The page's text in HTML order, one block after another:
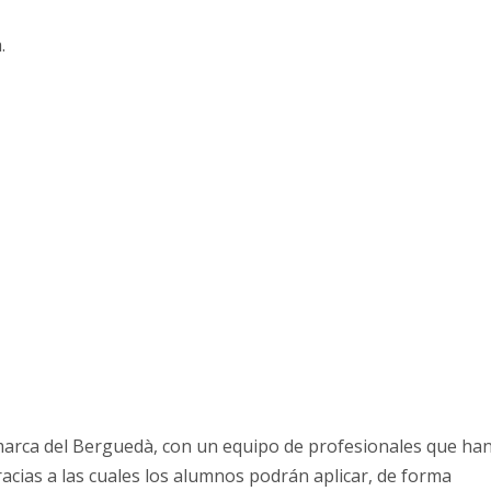
del Berguedà, con un equipo de profesionales que
a las cuales los alumnos podrán aplicar, de forma